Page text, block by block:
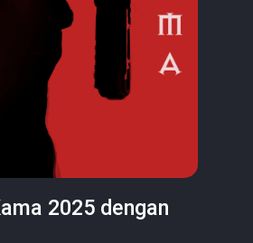
2025 dengan